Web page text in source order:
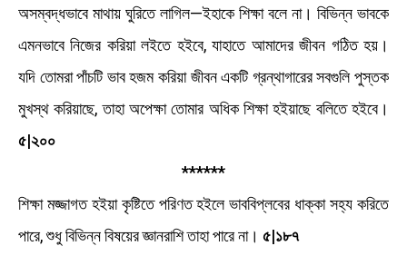
অসম্বদ্ধভাবে মাথায় ঘুরিতে লাগিল—ইহাকে শিক্ষা বলে না। বিভিন্ন ভাবকে
এমনভাবে নিজের করিয়া লইতে হইবে, যাহাতে আমাদের জীবন গঠিত হয়।
যদি তােমরা পাঁচটি ভাব হজম করিয়া জীবন একটি গ্রন্থাগারের সবগুলি পুস্তক
মুখস্থ করিয়াছে, তাহা অপেক্ষা তােমার অধিক শিক্ষা হইয়াছে বলিতে হইবে।
৫|২০০
******
শিক্ষা মজ্জাগত হইয়া কৃষ্টিতে পরিণত হইলে ভাববিপ্লবের ধাক্কা সহ্য করিতে
পারে, শুধু বিভিন্ন বিষয়ের জ্ঞানরাশি তাহা পারে না। ৫|১৮৭